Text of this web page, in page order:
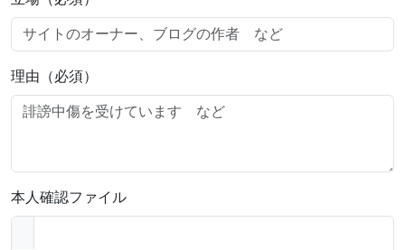
理由（必須）
本人確認ファイル